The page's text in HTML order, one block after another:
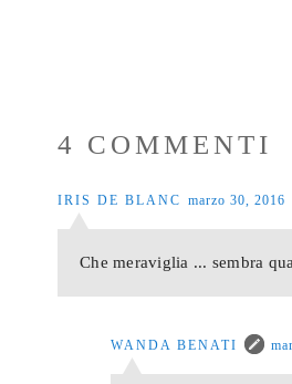
4 COMMENTI
IRIS DE BLANC marzo 30, 2016
Che meraviglia ... sembra
WANDA BENATI